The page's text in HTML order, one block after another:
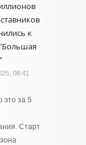
к
08:41
это за 5
Старт